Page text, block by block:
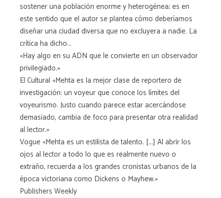
sostener una población enorme y heterogénea; es en
este sentido que el autor se plantea cómo deberíamos
diseñar una ciudad diversa que no excluyera a nadie. La
crítica ha dicho...
«Hay algo en su ADN que le convierte en un observador
privilegiado.»
El Cultural «Mehta es la mejor clase de reportero de
investigación: un voyeur que conoce los límites del
voyeurismo. Justo cuando parece estar acercándose
demasiado, cambia de foco para presentar otra realidad
al lector.»
Vogue «Mehta es un estilista de talento. [...] Al abrir los
ojos al lector a todo lo que es realmente nuevo o
extraño, recuerda a los grandes cronistas urbanos de la
época victoriana como Dickens o Mayhew.»
Publishers Weekly